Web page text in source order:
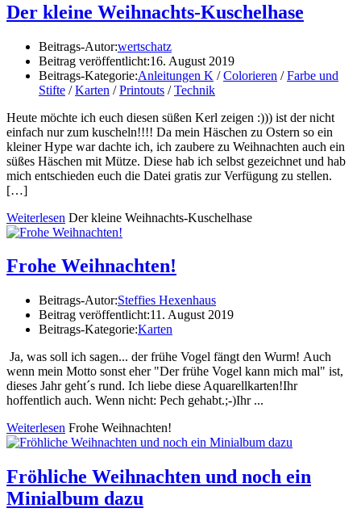
Der kleine Weihnachts-Kuschelhase
Beitrags-Autor:wertschatz
Beitrag veröffentlicht:16. August 2019
Beitrags-Kategorie:Anleitungen K / Colorieren / Farbe und
Stifte / Karten / Printouts / Technik
Heute möchte ich euch diesen süßen Kerl zeigen :))) ist der nicht
einfach nur zum kuscheln!!!! Da mein Häschen zu Ostern so ein
kleiner Hype war dachte ich, ich zaubere zu Weihnachten auch ein
süßes Häschen mit Mütze. Diese hab ich selbst gezeichnet und hab
mich entschieden euch die Datei gratis zur Verfügung zu stellen.
[…]
Weiterlesen Der kleine Weihnachts-Kuschelhase
Frohe Weihnachten!
Beitrags-Autor:Steffies Hexenhaus
Beitrag veröffentlicht:11. August 2019
Beitrags-Kategorie:Karten
Ja, was soll ich sagen... der frühe Vogel fängt den Wurm! Auch
wenn mein Motto sonst eher "Der frühe Vogel kann mich mal" ist,
dieses Jahr geht´s rund. Ich liebe diese Aquarellkarten!Ihr
hoffentlich auch. Wenn nicht: Pech gehabt.;-)Ihr ...
Weiterlesen Frohe Weihnachten!
Fröhliche Weihnachten und noch ein
Minialbum dazu